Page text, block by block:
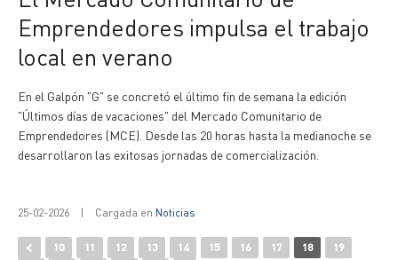
Emprendedores impulsa el trabajo
local en verano
En el Galpón "G" se concretó el último fin de semana la edición
"Últimos días de vacaciones" del Mercado Comunitario de
Emprendedores (MCE). Desde las 20 horas hasta la medianoche se
desarrollaron las exitosas jornadas de comercialización.
25-02-2026 | Cargada en Noticias
10 11 12 13 14 15 16 17 18
19